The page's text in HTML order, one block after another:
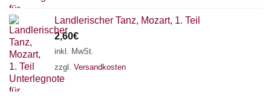
Landlerischer Tanz, Mozart, 1. Teil
2,60€
inkl. MwSt.
zzgl. Versandkosten